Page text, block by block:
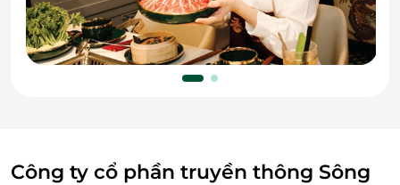
Công ty cổ phần truyền thông Sông